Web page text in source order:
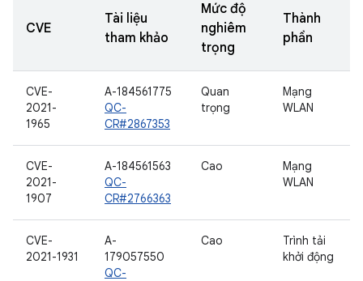
CVE
Tài liệu
tham khảo
Mức độ
nghiêm
trọng
Thành
phần
CVE-
2021-
1965
A-184561775
QC-
CR#2867353
Quan
trọng
Mạng
WLAN
CVE-
2021-
1907
A-184561563
QC-
CR#2766363
Cao
Mạng
WLAN
CVE-
2021-1931
A-
179057550
QC-
Cao
Trình tải
khởi động